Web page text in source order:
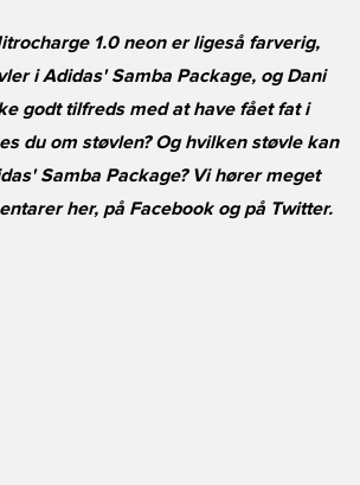
1.0 neon er ligeså farverig,
i Adidas' Samba Package, og Dani
godt tilfreds med at have fået fat i
du om støvlen? Og hvilken støvle kan
Samba Package? Vi hører meget
her, på Facebookog på Twitter.